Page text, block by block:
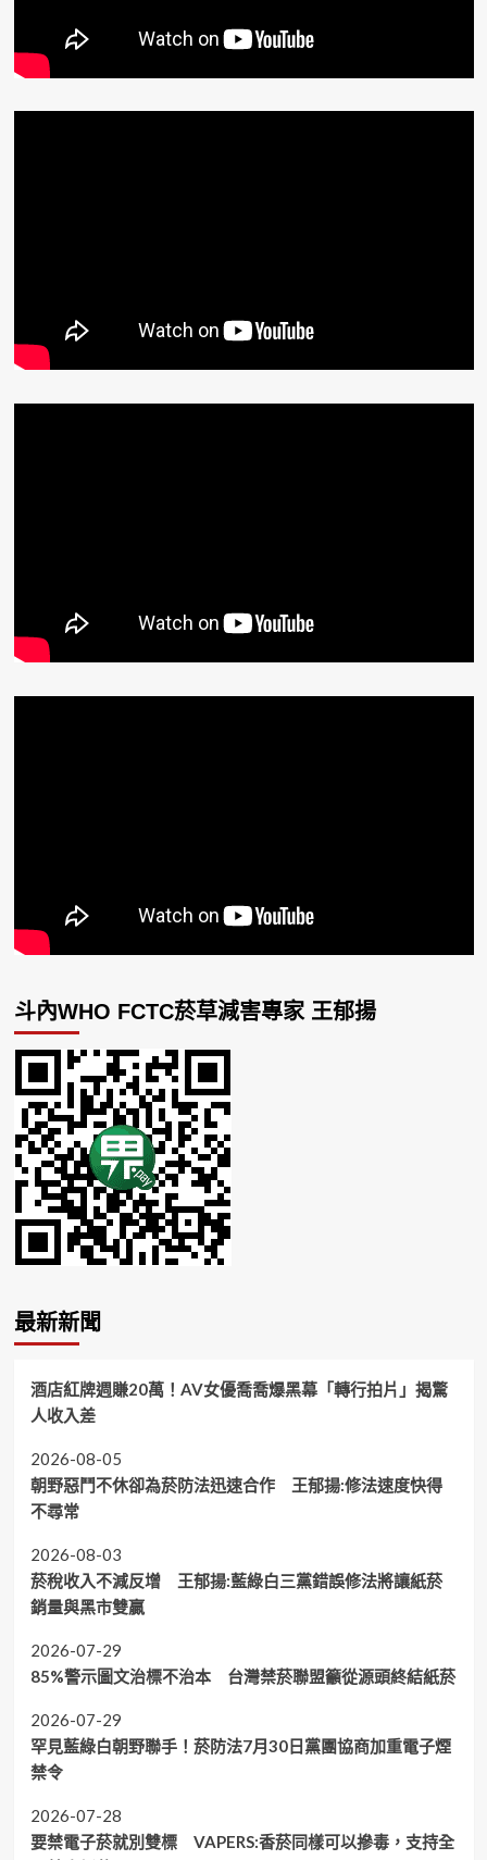
斗內WHO FCTC菸草減害專家 王郁揚
最新新聞
酒店紅牌週賺20萬！AV女優喬喬爆黑幕「轉行拍片」揭驚
人收入差
2026-08-05
朝野惡鬥不休卻為菸防法迅速合作 王郁揚:修法速度快得
不尋常
2026-08-03
菸稅收入不減反增 王郁揚:藍綠白三黨錯誤修法將讓紙菸
銷量與黑市雙贏
2026-07-29
85%警示圖文治標不治本 台灣禁菸聯盟籲從源頭終結紙菸
2026-07-29
罕見藍綠白朝野聯手！菸防法7月30日黨團協商加重電子煙
禁令
2026-07-28
要禁電子菸就別雙標 VAPERS:香菸同樣可以摻毒，支持全